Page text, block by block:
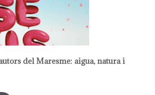
del Maresme: aigua, natura i